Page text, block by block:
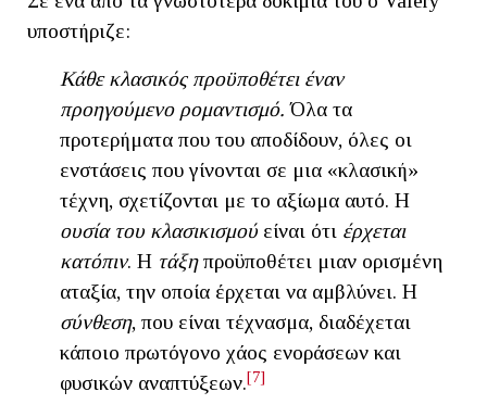
υποστήριζε:
Κάθε κλασικός προϋποθέτει έναν
προηγούμενο ρομαντισμό.Όλα τα
προτερήματα που του αποδίδουν, όλες οι
ενστάσεις που γίνονται σε μια «κλασική»
τέχνη, σχετίζονται με το αξίωμα αυτό. Η
ουσία του κλασικισμού είναι ότι έρχεται
κατόπιν. Η τάξηπροϋποθέτει μιαν ορισμένη
αταξία, την οποία έρχεται να αμβλύνει. Η
σύνθεση, που είναι τέχνασμα, διαδέχεται
κάποιο πρωτόγονο χάος ενοράσεων και
φυσικών αναπτύξεων.[7]